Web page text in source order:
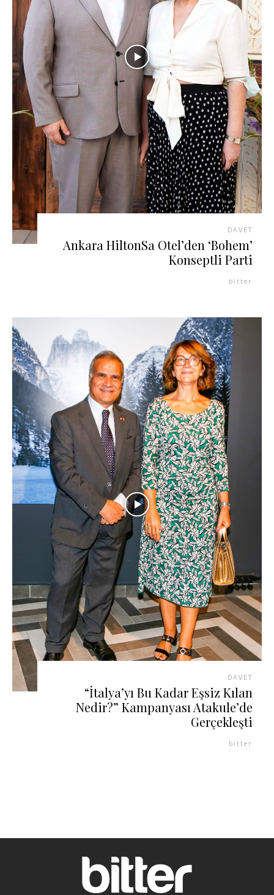
DAVET
Ankara HiltonSa Otel’den ‘Bohem’
Konseptli Parti
bitter
DAVET
“İtalya’yı Bu Kadar Eşsiz Kılan
Nedir?” Kampanyası Atakule’de
Gerçekleşti
bitter